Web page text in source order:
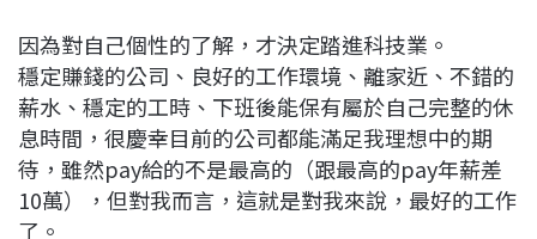
因為對自己個性的了解，才決定踏進科技業。
穩定賺錢的公司、良好的工作環境、離家近、不錯的
薪水、穩定的工時、下班後能保有屬於自己完整的休
息時間，很慶幸目前的公司都能滿足我理想中的期
待，雖然pay給的不是最高的（跟最高的pay年薪差
10萬），但對我而言，這就是對我來說，最好的工作
了。